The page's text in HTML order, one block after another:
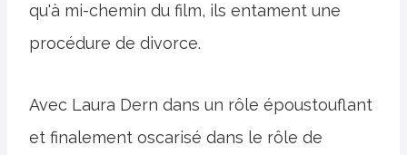
qu'à mi-chemin du film, ils entament une
procédure de divorce.
Avec Laura Dern dans un rôle époustouflant
et finalement oscarisé dans le rôle de